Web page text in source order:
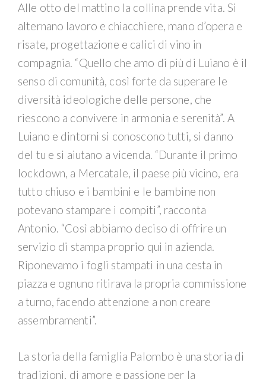
Alle otto del mattino la collina prende vita. Si
alternano lavoro e chiacchiere, mano d’opera e
risate, progettazione e calici di vino in
compagnia. “Quello che amo di più di Luiano è il
senso di comunità, così forte da superare le
diversità ideologiche delle persone, che
riescono a convivere in armonia e serenità”. A
Luiano e dintorni si conoscono tutti, si danno
del tu e si aiutano a vicenda. “Durante il primo
lockdown, a Mercatale, il paese più vicino, era
tutto chiuso e i bambini e le bambine non
potevano stampare i compiti”, racconta
Antonio. “Così abbiamo deciso di offrire un
servizio di stampa proprio qui in azienda.
Riponevamo i fogli stampati in una cesta in
piazza e ognuno ritirava la propria commissione
a turno, facendo attenzione a non creare
assembramenti”.
La storia della famiglia Palombo è una storia di
tradizioni, di amore e passione per la